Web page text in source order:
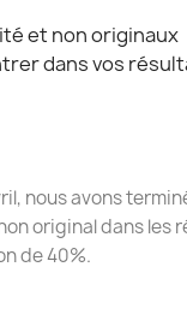
Lire la
et non originaux
dans vos
nous avons
original dans les
de 40%.